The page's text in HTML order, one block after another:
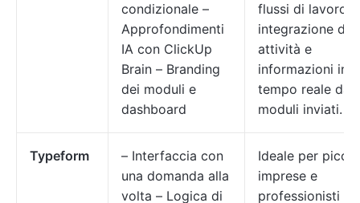
condizionale –
Approfondimenti
IA con ClickUp
Brain – Branding
dei moduli e
dashboard
flussi di lavoro,
integrazione
attività e
informazioni in
tempo reale dai
moduli inviati.
Typeform
– Interfaccia con
una domanda alla
volta – Logica di
Ideale per
imprese e
professionisti